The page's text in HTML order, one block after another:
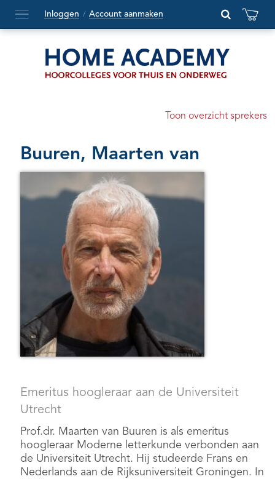
Hoofdmenu
openen
Inloggen / Account aanmaken
Toon overzicht sprekers
Buuren, Maarten van
Emeritus hoogleraar aan de Universiteit
Utrecht
Prof.dr. Maarten van Buuren is als emeritus
hoogleraar Moderne letterkunde verbonden aan
de Universiteit Utrecht. Hij studeerde Frans en
Nederlands aan de Rijksuniversiteit Groningen. In